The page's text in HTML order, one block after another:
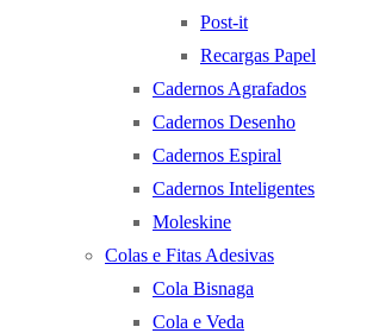
Post-it
Recargas Papel
Cadernos Agrafados
Cadernos Desenho
Cadernos Espiral
Cadernos Inteligentes
Moleskine
Colas e Fitas Adesivas
Cola Bisnaga
Cola e Veda